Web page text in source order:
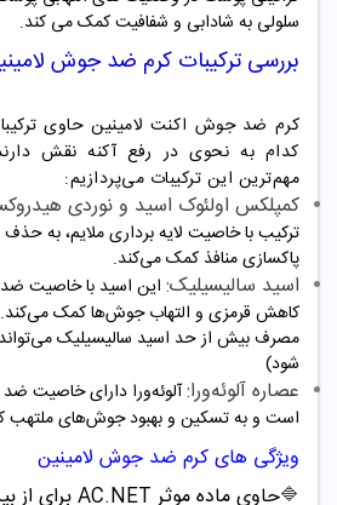
سلولی به شادابی و شفافیت کمک می کند.
بررسی ترکیبات کرم ضد جوش
کرم ضد جوش اکنت لامینین حاوی
کدام به نحوی در رفع آکنه نقش
مهم‌ترین این ترکیبات می‌پردازیم:
کمپلکس اولئوک اسید و نوردی
ترکیب با خاصیت لایه برداری ملایم، به
پاکسازی منافذ کمک می‌کند.
اسید سالیسیلیک: این اسید با خاصیت ضد
کاهش قرمزی و التهاب جوش‌ها کمک می‌کند.
مصرف بیش از حد اسید سالیسیلیک
شود)
عصاره آلوئه‌ورا:آلوئه‌ورا دارای خاصیت
است و به تسکین و بهبود جوش‌های ملتهب
ویژگی های کرم ضد جوش لامینین
🔷حاوی ماده موثرAC.NET
برای از